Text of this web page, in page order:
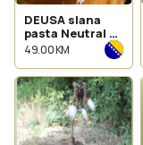
DEUSA slana
pasta Neutral –
kanta 2000 g
49.00 KM